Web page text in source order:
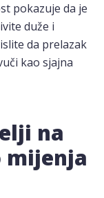
pokazuje da je
duže i
da prelazak
kao sjajna
na
mijenja